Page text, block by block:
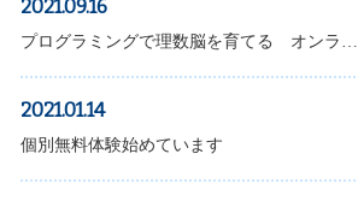
2021.09.16
プログラミングで理数脳を育てる オンラ…
2021.01.14
個別無料体験始めています